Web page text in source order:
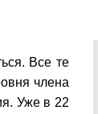
Все те
члена
Уже в 22